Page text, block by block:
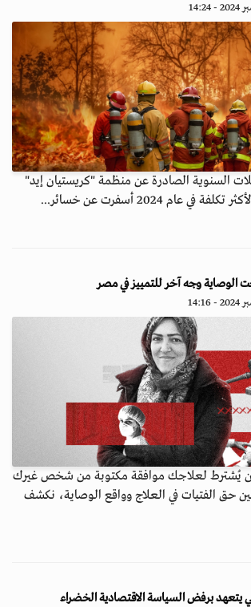
السنوية الصادرة عن منظمة "كريستيان إيد"
عام 2024 أسفرت عن خسائر...
يُشترط لعلاجك موافقة مكتوبة من شخص غيرك
الفتيات في العلاج وواقع الوصاية، نكشف
يتعهد برفض السياسة الاقتصادية الخضراء